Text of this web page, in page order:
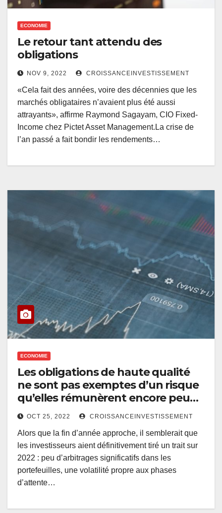
ECONOMIE
Le retour tant attendu des
obligations
NOV 9, 2022 CROISSANCEINVESTISSEMENT
«Cela fait des années, voire des décennies que les
marchés obligataires n’avaient plus été aussi
attrayants», affirme Raymond Sagayam, CIO Fixed-
Income chez Pictet Asset Management.La crise de
l’an passé a fait bondir les rendements…
ECONOMIE
Les obligations de haute qualité
ne sont pas exemptes d’un risque
qu’elles rémunèrent encore peu…
OCT 25, 2022 CROISSANCEINVESTISSEMENT
Alors que la fin d’année approche, il semblerait que
les investisseurs aient définitivement tiré un trait sur
2022 : peu d’arbitrages significatifs dans les
portefeuilles, une volatilité propre aux phases
d’attente…